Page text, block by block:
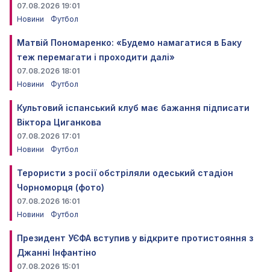
07.08.2026 19:01
Новини
Футбол
Матвій Пономаренко: «Будемо намагатися в Баку
теж перемагати і проходити далі»
07.08.2026 18:01
Новини
Футбол
Культовий іспанський клуб має бажання підписати
Віктора Циганкова
07.08.2026 17:01
Новини
Футбол
Терористи з росії обстріляли одеський стадіон
Чорноморця (фото)
07.08.2026 16:01
Новини
Футбол
Президент УЄФА вступив у відкрите протистояння з
Джанні Інфантіно
07.08.2026 15:01